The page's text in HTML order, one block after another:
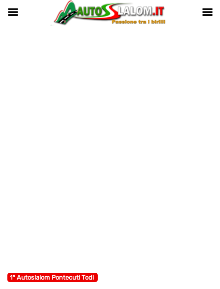
1° Autoslalom Pontecuti Todi